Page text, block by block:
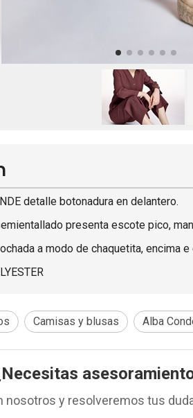
detalle botonadura en delantero.
presenta escote pico,
a modo de chaquetita, encima e
Camisas y blusas Alba
nosotros y resolveremos tus